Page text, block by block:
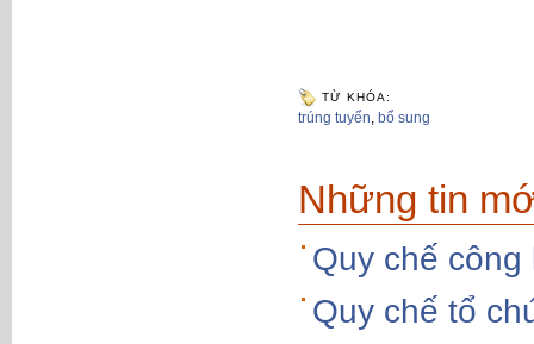
TỪ KHÓA:
trúng tuyển, bổ sung
Những tin
Quy chế
Quy chế tổ